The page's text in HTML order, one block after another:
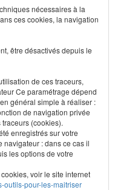
nécessaires à la
ces cookies, la navigation
être désactivés depuis le
de ces traceurs,
Ce paramétrage dépend
général simple à réaliser :
de navigation privée
(cookies).
enregistrés sur votre
: dans ce cas il
les options de votre
voir le site internet
outils-pour-les-maitriser